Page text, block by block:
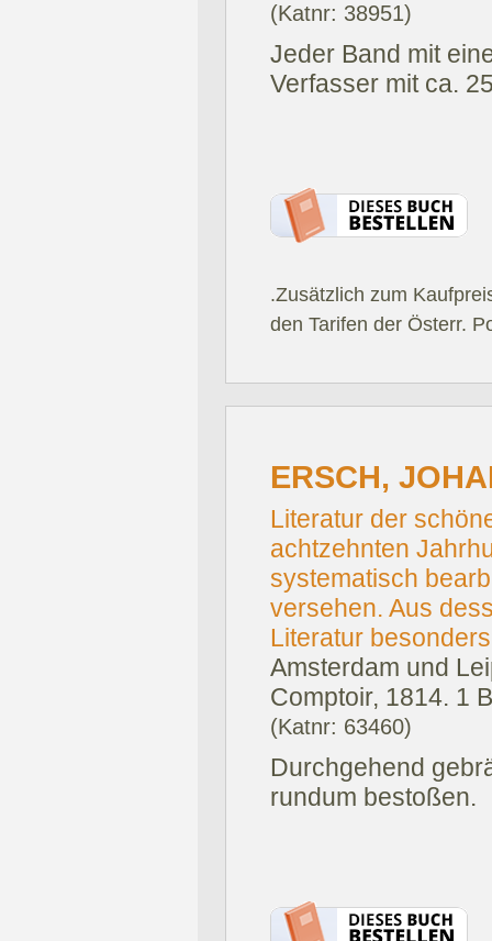
(Katnr: 38951)
Jeder Band mit
Verfasser mit ca.
.Zusätzlich zum
den Tarifen der Österr.
ERSCH,
Literatur der
achtzehnten
systematisch
versehen. Aus
Literatur
Amsterdam und
Comptoir, 1814. 1
(Katnr: 63460)
Durchgehend
rundum bestoßen.